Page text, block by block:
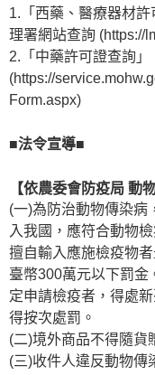
1.「西藥、醫療器材
理署網站查詢 (https://
2.「中藥許可證查詢
(https://
Form.aspx)
■法令宣導■
【依農委會防疫局 動
(一)為防治動物傳染病
入我國，應符合動物
擅自輸入應施檢疫物
臺幣300萬元以下罰金
定申請檢疫者，得處
得按次處罰。
(二)境外商品不得隨貨
(三)收件人違反動物傳